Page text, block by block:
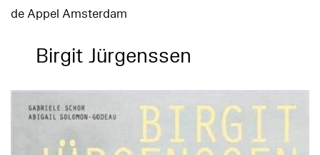
de Appel Amsterdam
Birgit Jürgenssen